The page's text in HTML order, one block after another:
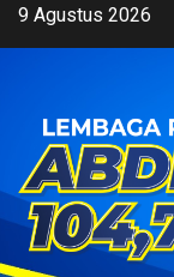
Skip9 Agustus 2026